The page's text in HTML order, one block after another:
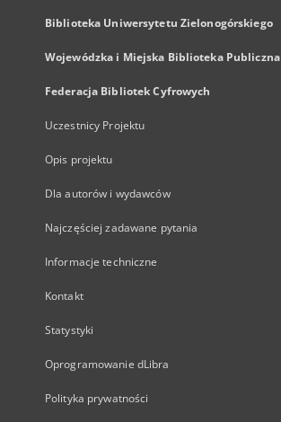
Biblioteka Uniwersytetu Zielonogórskiego
Wojewódzka i Miejska Biblioteka Publiczna
Federacja Bibliotek Cyfrowych
Uczestnicy Projektu
Opis projektu
Dla autorów i wydawców
Najczęściej zadawane pytania
Informacje techniczne
Kontakt
Statystyki
Oprogramowanie dLibra
Polityka prywatności